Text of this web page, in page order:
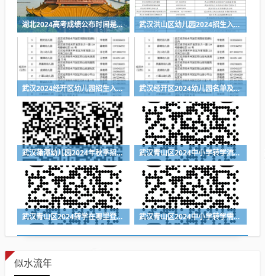
湖北2024高考成绩公布时间是什么时候 武汉洪山区幼儿园2024招生入园服务电话一览表
武汉2024经开区幼儿园招生入园指南 武汉经开区2024幼儿园名单及联系方式一览表
武汉蒲潭幼儿园2024年秋季招生公告（附报名时间+报名入口） 武汉青山区2024中小学转学流程（登记入口+时间+材料）
武汉青山区2024转学在哪里登记（登记入口+登记时间+所需材料） 武汉青山区2024中小学转学需要什么材料
似水流年